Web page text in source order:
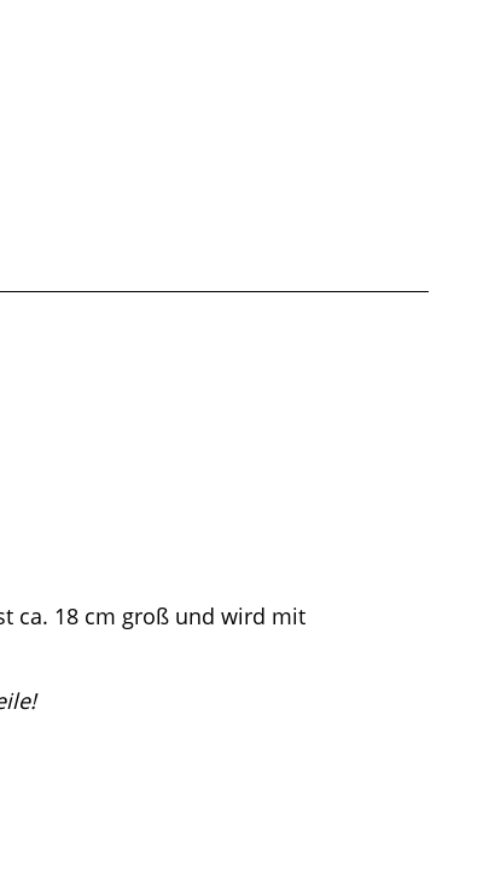
ca. 18 cm groß und wird mit